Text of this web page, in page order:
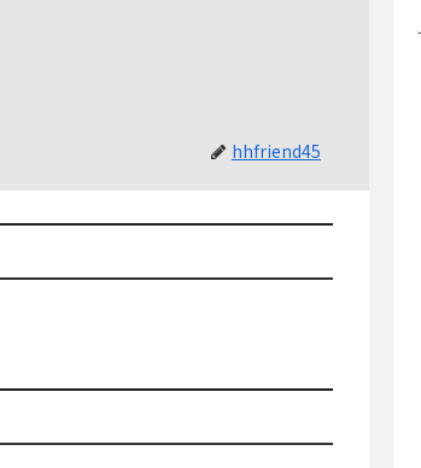
hhfriend45